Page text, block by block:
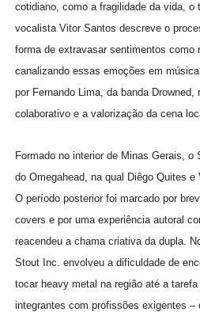
cotidiano, como a fragilidade da vida,
vocalista Vitor Santos descreve o
forma de extravasar sentimentos como
canalizando essas emoções em
por Fernando Lima, da banda Drowned,
colaborativo e a valorização da cena
Formado no interior de Minas Gerais,
do Omegahead, na qual Diêgo Quites
O período posterior foi marcado por
covers e por uma experiência autoral
reacendeu a chama criativa da dupla.
Stout Inc. envolveu a dificuldade de
tocar heavy metal na região até a
integrantes com profissões exigentes –